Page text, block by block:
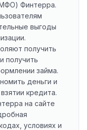
Финтерра.
выгоды
получить
получить
займа.
деньги и
кредита.
на сайте
условиях и